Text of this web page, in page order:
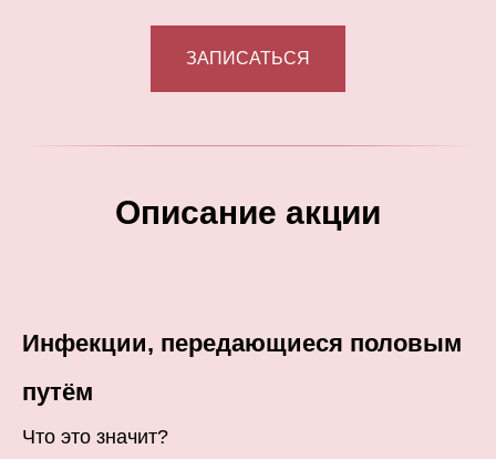
ЗАПИСАТЬСЯ
Описание акции
Инфекции, передающиеся половым
путём
Что это значит?